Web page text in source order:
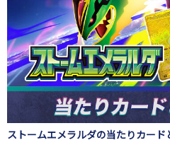
ストームエメラルダの当たりカード